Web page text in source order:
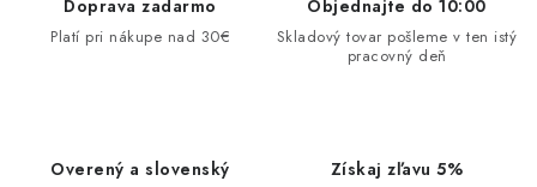
Doprava zadarmo
Platí pri nákupe nad 30€
Objednajte do 10:00
Skladový tovar pošleme v ten istý
pracovný deň
Overený a slovenský Získaj zľavu 5%